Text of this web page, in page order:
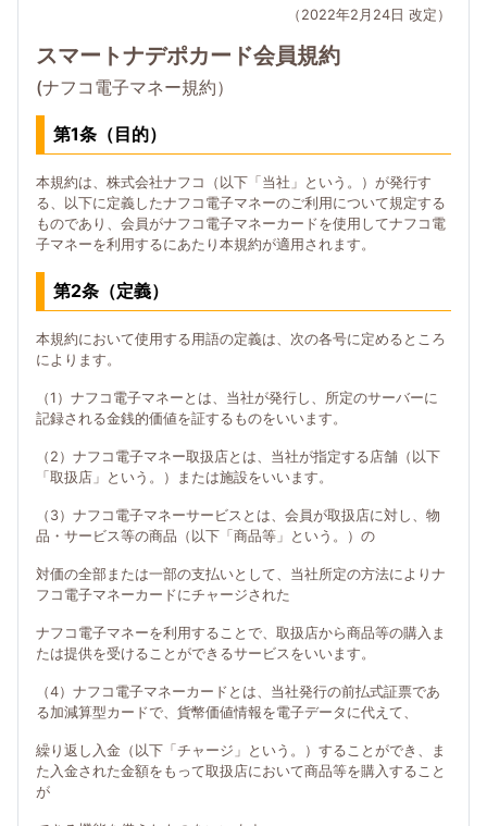
（2022年2月24日 改定）
スマートナデポカード会員規約
(ナフコ電子マネー規約）
第1条（目的）
本規約は、株式会社ナフコ（以下「当社」という。）が発行す
る、以下に定義したナフコ電子マネーのご利用について規定する
ものであり、会員がナフコ電子マネーカードを使用してナフコ電
子マネーを利用するにあたり本規約が適用されます。
第2条（定義）
本規約において使用する用語の定義は、次の各号に定めるところ
によります。
（1）ナフコ電子マネーとは、当社が発行し、所定のサーバーに
記録される金銭的価値を証するものをいいます。
（2）ナフコ電子マネー取扱店とは、当社が指定する店舗（以下
「取扱店」という。）または施設をいいます。
（3）ナフコ電子マネーサービスとは、会員が取扱店に対し、物
品・サービス等の商品（以下「商品等」という。）の
対価の全部または一部の支払いとして、当社所定の方法によりナ
フコ電子マネーカードにチャージされた
ナフコ電子マネーを利用することで、取扱店から商品等の購入ま
たは提供を受けることができるサービスをいいます。
（4）ナフコ電子マネーカードとは、当社発行の前払式証票であ
る加減算型カードで、貨幣価値情報を電子データに代えて、
繰り返し入金（以下「チャージ」という。）することができ、ま
た入金された金額をもって取扱店において商品等を購入すること
が